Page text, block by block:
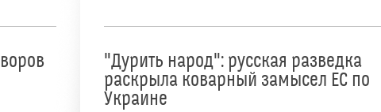
"Дурить народ": русская разведка
раскрыла коварный замысел ЕС по
Украине